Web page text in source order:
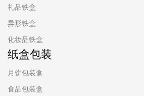
礼品铁盒
异形铁盒
化妆品铁盒
纸盒包装
月饼包装盒
食品包装盒